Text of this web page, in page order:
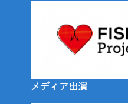
メディア出演